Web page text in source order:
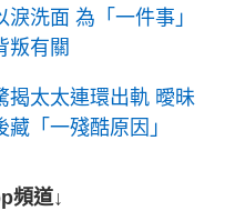
洗面 為「一件事」
叛有關
揭太太連環出軌 曖昧
「一殘酷原因」
頻道↓